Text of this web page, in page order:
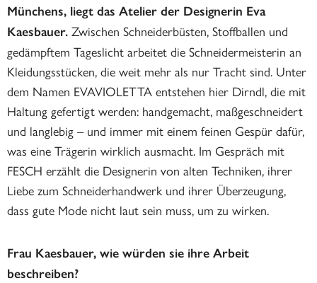
Münchens, liegt das Atelier der Designerin Eva
Kaesbauer. Zwischen Schneiderbüsten, Stoffballen und
gedämpftem Tageslicht arbeitet die Schneidermeisterin an
Kleidungsstücken, die weit mehr als nur Tracht sind. Unter
dem Namen EVAVIOLETTA entstehen hier Dirndl, die mit
Haltung gefertigt werden: handgemacht, maßgeschneidert
und langlebig – und immer mit einem feinen Gespür dafür,
was eine Trägerin wirklich ausmacht. Im Gespräch mit
FESCH erzählt die Designerin von alten Techniken, ihrer
Liebe zum Schneiderhandwerk und ihrer Überzeugung,
dass gute Mode nicht laut sein muss, um zu wirken.
Frau Kaesbauer, wie würden sie ihre Arbeit
beschreiben?